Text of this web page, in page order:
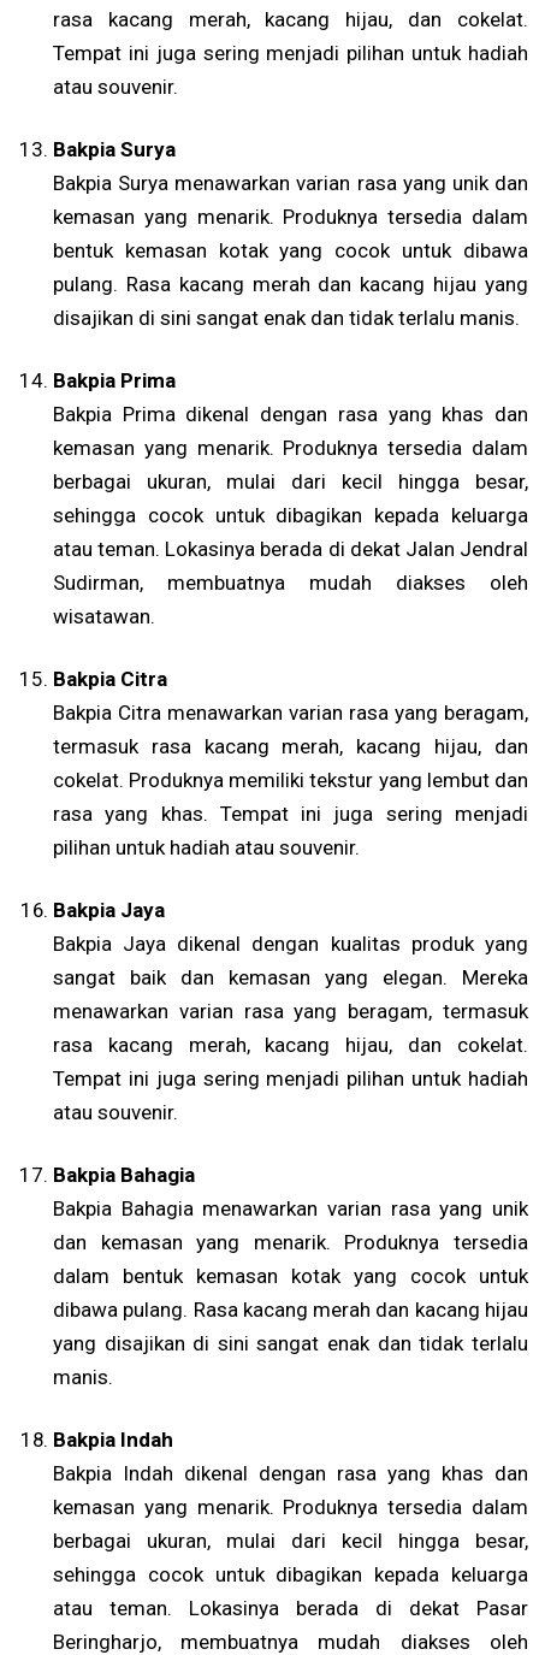
rasa kacang merah, kacang hijau, dan cokelat.
Tempat ini juga sering menjadi pilihan untuk hadiah
atau souvenir.
Bakpia Surya
Bakpia Surya menawarkan varian rasa yang unik dan
kemasan yang menarik. Produknya tersedia dalam
bentuk kemasan kotak yang cocok untuk dibawa
pulang. Rasa kacang merah dan kacang hijau yang
disajikan di sini sangat enak dan tidak terlalu manis.
Bakpia Prima
Bakpia Prima dikenal dengan rasa yang khas dan
kemasan yang menarik. Produknya tersedia dalam
berbagai ukuran, mulai dari kecil hingga besar,
sehingga cocok untuk dibagikan kepada keluarga
atau teman. Lokasinya berada di dekat Jalan Jendral
Sudirman, membuatnya mudah diakses oleh
wisatawan.
Bakpia Citra
Bakpia Citra menawarkan varian rasa yang beragam,
termasuk rasa kacang merah, kacang hijau, dan
cokelat. Produknya memiliki tekstur yang lembut dan
rasa yang khas. Tempat ini juga sering menjadi
pilihan untuk hadiah atau souvenir.
Bakpia Jaya
Bakpia Jaya dikenal dengan kualitas produk yang
sangat baik dan kemasan yang elegan. Mereka
menawarkan varian rasa yang beragam, termasuk
rasa kacang merah, kacang hijau, dan cokelat.
Tempat ini juga sering menjadi pilihan untuk hadiah
atau souvenir.
Bakpia Bahagia
Bakpia Bahagia menawarkan varian rasa yang unik
dan kemasan yang menarik. Produknya tersedia
dalam bentuk kemasan kotak yang cocok untuk
dibawa pulang. Rasa kacang merah dan kacang hijau
yang disajikan di sini sangat enak dan tidak terlalu
manis.
Bakpia Indah
Bakpia Indah dikenal dengan rasa yang khas dan
kemasan yang menarik. Produknya tersedia dalam
berbagai ukuran, mulai dari kecil hingga besar,
sehingga cocok untuk dibagikan kepada keluarga
atau teman. Lokasinya berada di dekat Pasar
Beringharjo, membuatnya mudah diakses oleh